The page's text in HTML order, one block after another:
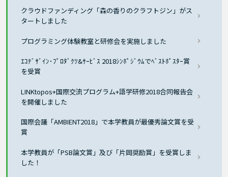
クラウドファンディング「森の香りのクラフトジン」がス
タートしました
プログラミング体験教室と研修会を実施しました
ｴｺﾃﾞｻﾞｲﾝ･ﾌﾟﾛﾀﾞｸﾂ&ｻｰﾋﾞｽ 2018ｼﾝﾎﾟｼﾞｳﾑでﾍﾞｽﾄﾎﾟｽﾀｰ賞
を受賞
LINKtopos+国際交流プログラム+語学研修2018合同報告会
を開催しました
国際会議「AMBIENT2018」で本学教員が最優秀論文賞を受
賞
本学教員が「PSB論文賞」及び「片岡奨励賞」を受賞しま
した！